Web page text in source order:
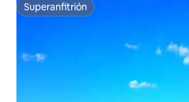
Superanfitrión
Superanfitrión